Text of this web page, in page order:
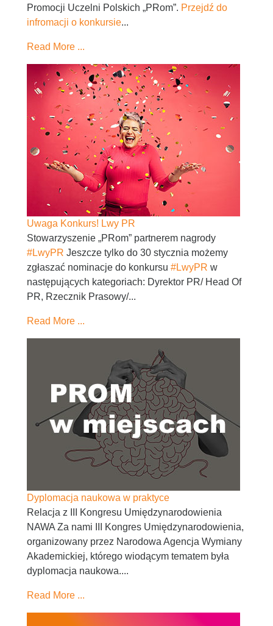
Promocji Uczelni Polskich „PRom”. Przejdź do
infromacji o konkursie...
Read More ...
Uwaga Konkurs! Lwy PR
Stowarzyszenie „PRom” partnerem nagrody
#LwyPR Jeszcze tylko do 30 stycznia możemy
zgłaszać nominacje do konkursu #LwyPR w
następujących kategoriach: Dyrektor PR/ Head Of
PR, Rzecznik Prasowy/...
Read More ...
Dyplomacja naukowa w praktyce
Relacja z III Kongresu Umiędzynarodowienia
NAWA Za nami III Kongres Umiędzynarodowienia,
organizowany przez Narodowa Agencja Wymiany
Akademickiej, którego wiodącym tematem była
dyplomacja naukowa....
Read More ...